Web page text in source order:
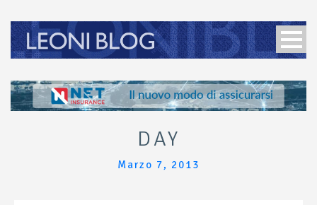
DAY
Marzo 7, 2013